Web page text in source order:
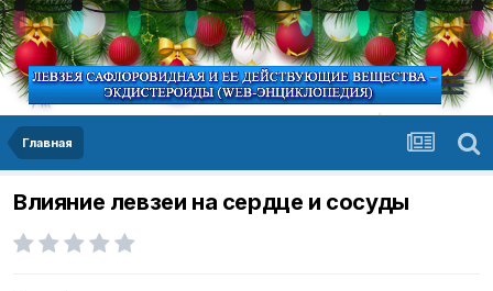
Главная
Влияние левзеи на сердце и сосуды